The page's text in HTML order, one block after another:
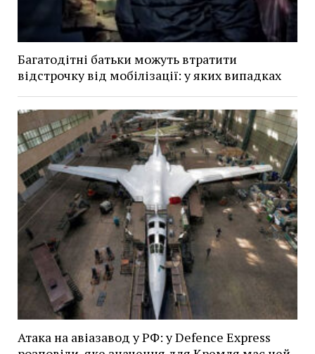
Багатодітні батьки можуть втратити
відстрочку від мобілізації: у яких випадках
Атака на авіазавод у РФ: у Defence Express